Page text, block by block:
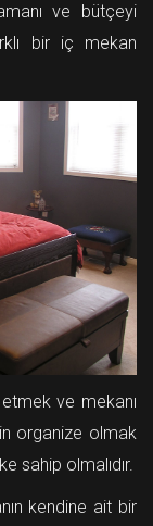
ve bütçeyi
bir iç mekan
ve mekanı
organize olmak
sahip olmalıdır.
kendine ait bir